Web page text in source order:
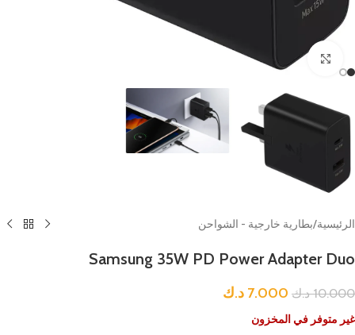
Click to enlarge
الرئيسية/بطارية خارجية - الشواحن
Samsung 35W PD Power Adapter Duo
10.000 د.ك 7.000 د.ك
غير متوفر في المخزون